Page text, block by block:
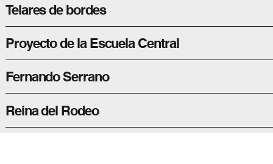
Telares de bordes
Proyecto de la Escuela Central
Fernando Serrano
Reina del Rodeo